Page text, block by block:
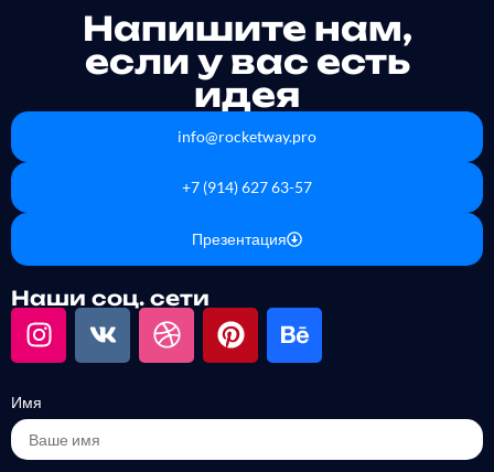
Напишите нам,
если у вас есть
идея
info@rocketway.pro
+7 (914) 627 63-57
Презентация
Наши соц. сети
Имя